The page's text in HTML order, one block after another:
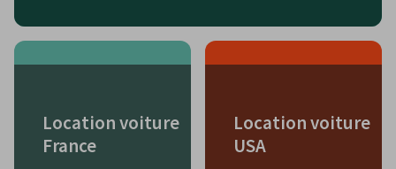
Location voiture
France
Location voiture
USA